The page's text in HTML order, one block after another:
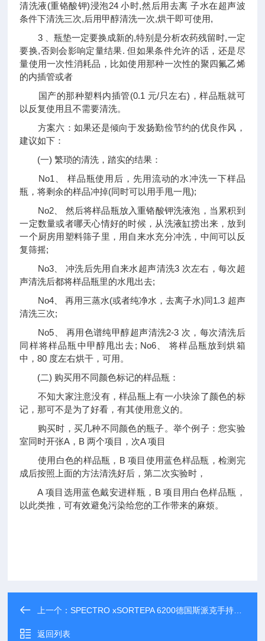
清洗液(重铬酸钾)浸泡24 小时,然后用去离 子水在超声波
条件下清洗三次,后用甲醇清洗一次,烘干即可使用,
3 、瓶垫一定要换成新的,特别是分析农药残留时,一定
要换,否则会影响定量结果. 但如果条件允许的话，还是尽
量使用一次性消耗品，比如使用那种一次性的聚四氟乙烯
的内插管或者
国产的那种塑料内插管(0.1 元/只左右)，样品瓶就可
以反复使用且不需要清洗。
方案六：如果还是倾向于发扬勤俭节约的优良作风，
建议如下：
(一) 繁琐的清洗，踏实的结果：
No1、 样品瓶使用后，先用流动的水冲洗一下样品
瓶，将剩余的样品冲掉(同时可以用手甩一甩);
No2、 然后将样品瓶放入重铬酸钾洗液泡，当累积到
一定数量或者哪天心情好的时候，从洗液缸捞出来，放到
一个厨房用塑料筛子里，用自来水充分冲洗，中间可以反
复筛摇;
No3、 冲洗后先用自来水超声清洗3 次左右，每次超
声清洗后都将样品瓶里的水甩出去;
No4、 再用三蒸水(或者纯净水，去离子水)同1.3 超声
清洗三次;
No5、 再用色谱纯甲醇超声清洗2-3 次，每次清洗后
同样将样品瓶中甲醇甩出去; No6、 将样品瓶放到烘箱
中，80 度左右烘干，可用。
(二) 购买用不同颜色标记的样品瓶：
不知大家注意没有，样品瓶上有一小块涂了颜色的标
记，那可不是为了好看，有其使用意义的。
购买时，买几种不同颜色的瓶子。举个例子：您实验
室同时开张A，B 两个项目，次A 项目
使用白色的样品瓶，B 项目使用蓝色样品瓶，检测完
成后按照上面的方法清洗好后，第二次实验时，
A 项目选用蓝色戴安进样瓶，B 项目用白色样品瓶，
以此类推，可有效避免污染给您的工作带来的麻烦。
上一个：SPECTRO xSORTEPA 6200德国斯派克手持式土壤分析仪 手持光谱仪
返回列表